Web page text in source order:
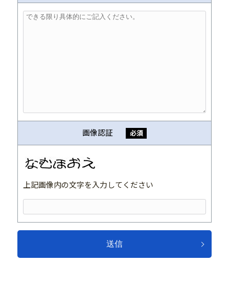
画像認証 必須
上記画像内の文字を入力してください